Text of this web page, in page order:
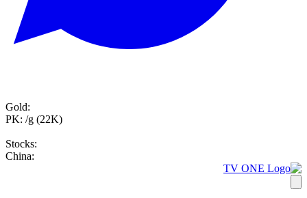
Gold:
PK: /g (22K)
Stocks:
China: